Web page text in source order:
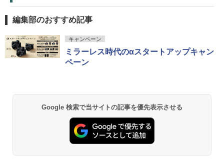
編集部のおすすめ記事
キャンペーン
ミラーレス時代のαスタートアップキャン
ペーン
Google 検索で当サイトの記事を優先表示させる